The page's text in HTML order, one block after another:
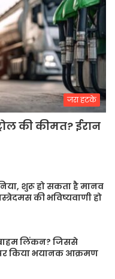
जरा हटके
की कीमत? ईरान
शुरू हो सकता है मानव
की भविष्यवाणी हो
लिंकन? जिससे
किया भयानक आक्रमण